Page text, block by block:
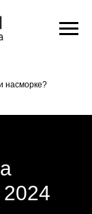
насморке?